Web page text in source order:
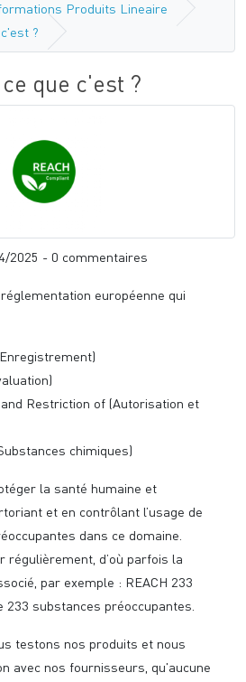
Produits Lineaire
?
que c'est ?
2025 - 0 commentaires
européenne qui
Restriction of (Autorisation et
chimiques)
la santé humaine et
et en contrôlant l’usage de
dans ce domaine.
régulièrement, d’où parfois la
par exemple : REACH 233
substances préoccupantes.
testons nos produits et nous
avec nos fournisseurs, qu'aucune